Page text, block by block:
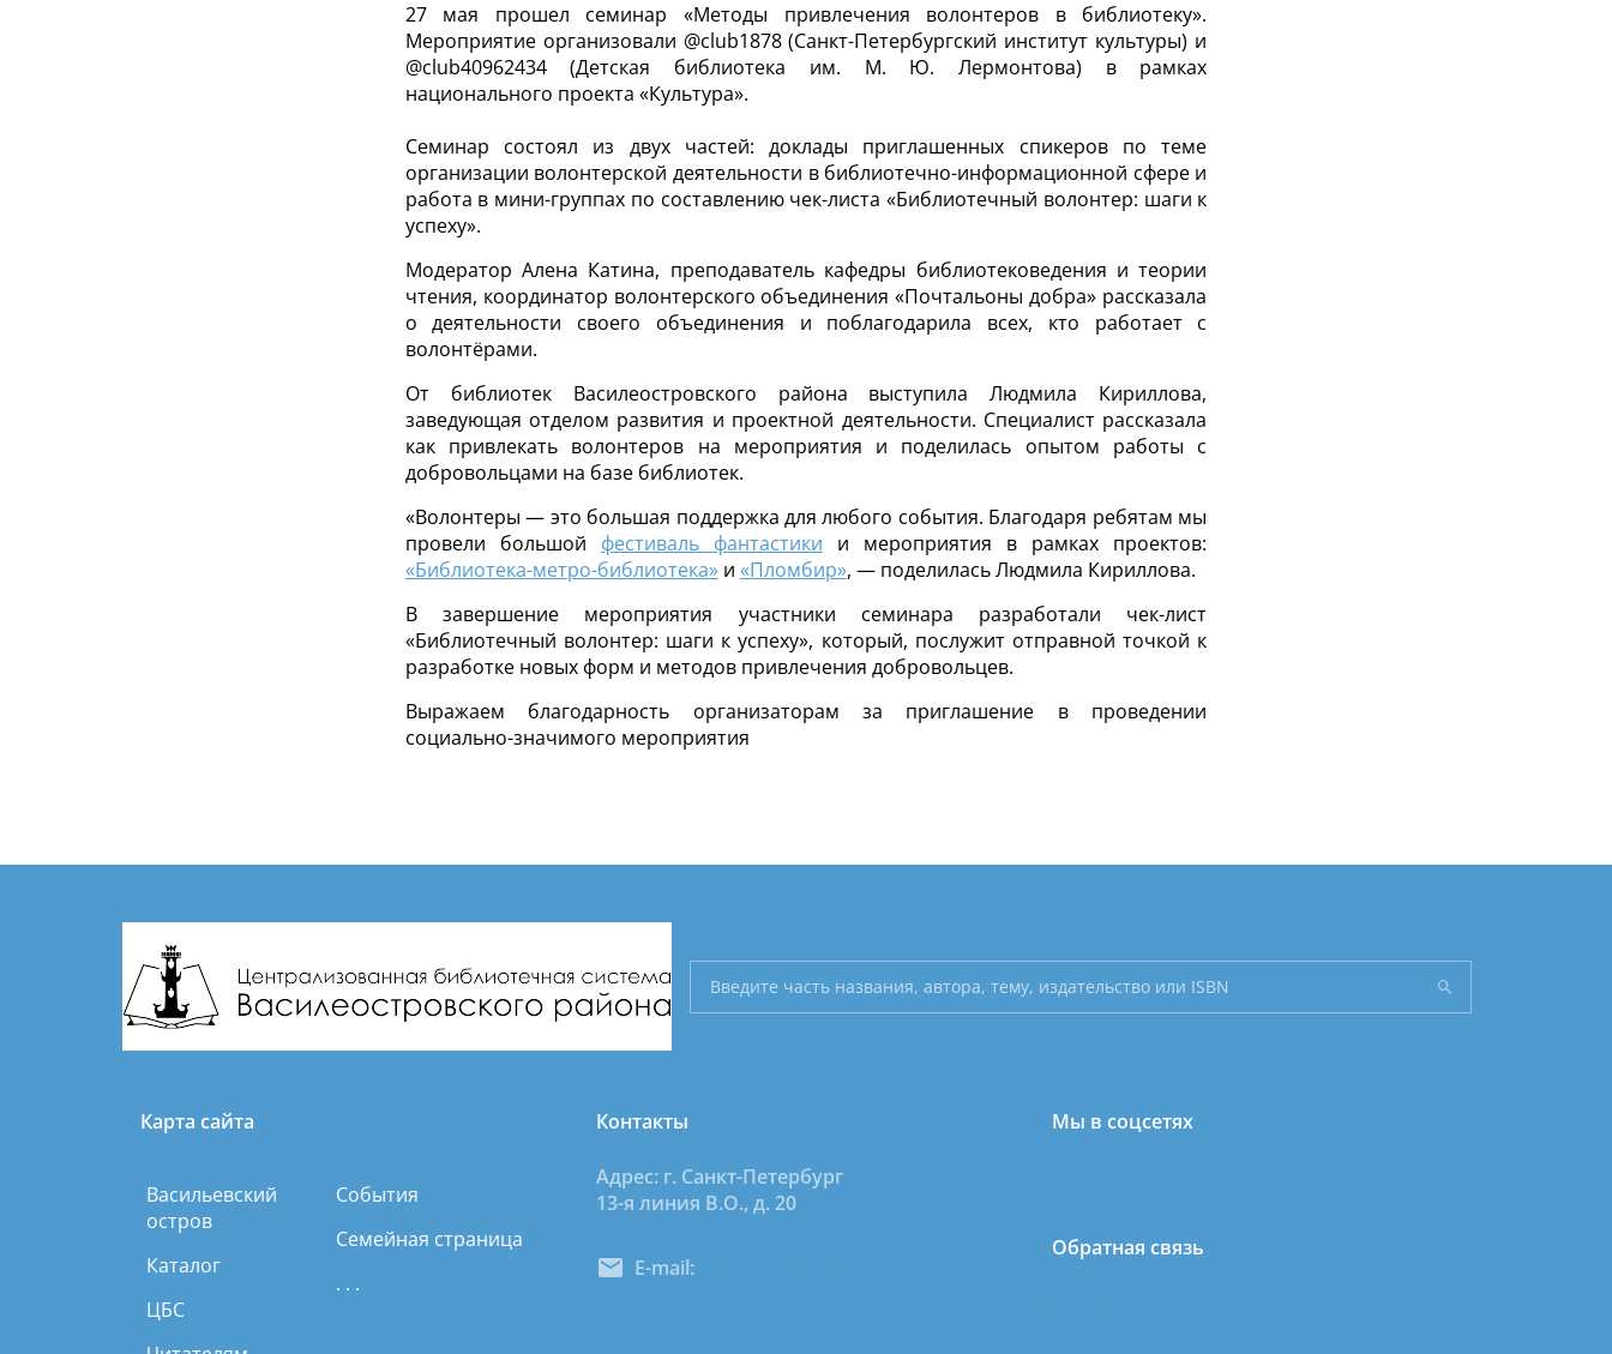
27 мая прошел семинар «Методы привлечения волонтеров в библиотеку».
Мероприятие организовали @club1878 (Санкт-Петербургский институт культуры) и
@club40962434 (Детская библиотека им. М. Ю. Лермонтова) в рамках
национального проекта «Культура».
Семинар состоял из двух частей: доклады приглашенных спикеров по теме
организации волонтерской деятельности в библиотечно-информационной сфере и
работа в мини-группах по составлению чек-листа «Библиотечный волонтер: шаги к
успеху».
Модератор Алена Катина, преподаватель кафедры библиотековедения и теории
чтения, координатор волонтерского объединения «Почтальоны добра» рассказала
о деятельности своего объединения и поблагодарила всех, кто работает с
волонтёрами.
От библиотек Василеостровского района выступила Людмила Кириллова,
заведующая отделом развития и проектной деятельности. Специалист рассказала
как привлекать волонтеров на мероприятия и поделилась опытом работы с
добровольцами на базе библиотек.
«Волонтеры — это большая поддержка для любого события. Благодаря ребятам мы
провели большой фестиваль фантастики и мероприятия в рамках проектов:
«Библиотека-метро-библиотека»и «Пломбир», — поделилась Людмила Кириллова.
В завершение мероприятия участники семинара разработали чек-лист
«Библиотечный волонтер: шаги к успеху», который, послужит отправной точкой к
разработке новых форм и методов привлечения добровольцев.
Выражаем благодарность организаторам за приглашение в проведении
социально-значимого мероприятия
Карта сайта
Васильевский
остров
Каталог
ЦБС
События
Семейная страница
. . .
Контакты
Адрес: г. Санкт-Петербург
13-я линия В.О., д. 20
E-mail:
Мы в соцсетях
Обратная связь